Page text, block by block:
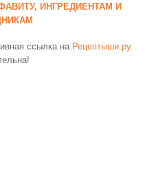
ИНГРЕДИЕНТАМ И
ссылка на Рецептыши.ру